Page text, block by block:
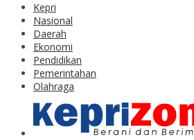
Kepri
Nasional
Daerah
Ekonomi
Pendidikan
Pemerintahan
Olahraga